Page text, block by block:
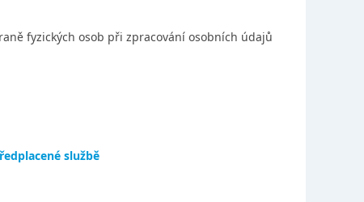
fyzických osob při zpracování osobních údajů
né službě